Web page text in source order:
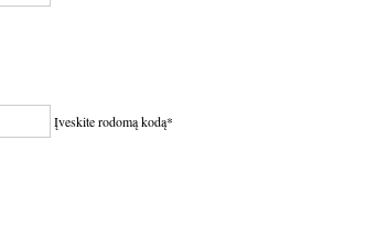
Įveskite rodomą kodą*